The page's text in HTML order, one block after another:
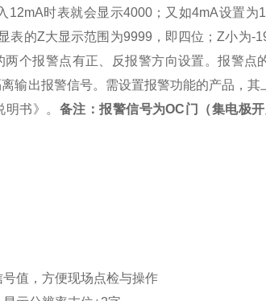
12mA时表就会显示4000；又如4mA设置
表的Z大显示范围为9999，即四位；Z小为
个报警点有正、反报警方向设置。报警
输出报警信号。需设置报警功能的产品，
书》。 备注：报警信号为OC门（集电极
值，方便现场点检与操作